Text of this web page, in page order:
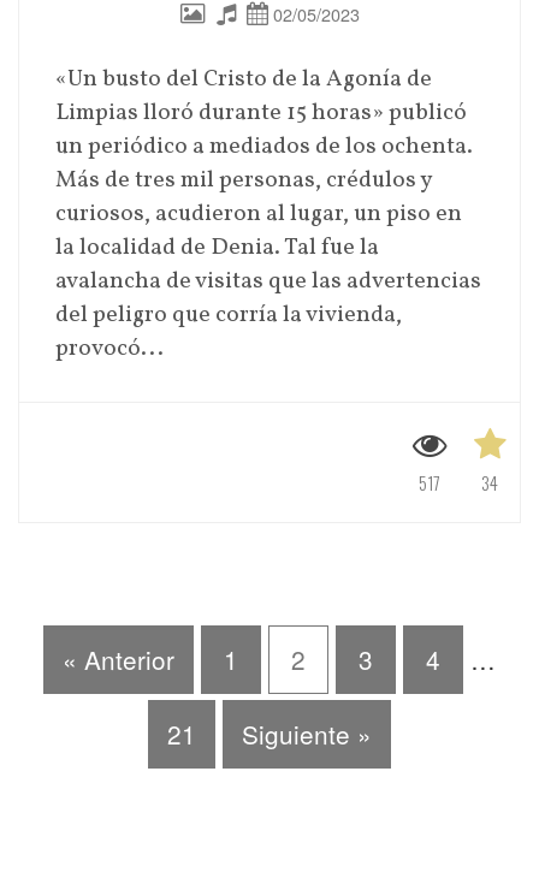
02/05/2023
«Un busto del Cristo de la Agonía de
Limpias lloró durante 15 horas» publicó
un periódico a mediados de los ochenta.
Más de tres mil personas, crédulos y
curiosos, acudieron al lugar, un piso en
la localidad de Denia. Tal fue la
avalancha de visitas que las advertencias
del peligro que corría la vivienda,
provocó...
34
517
« Anterior 1 2 3 4 …
21 Siguiente »